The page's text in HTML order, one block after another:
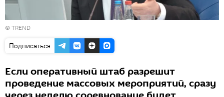
© TREND
Подписаться
Если оперативный штаб разрешит
проведение массовых мероприятий, сразу